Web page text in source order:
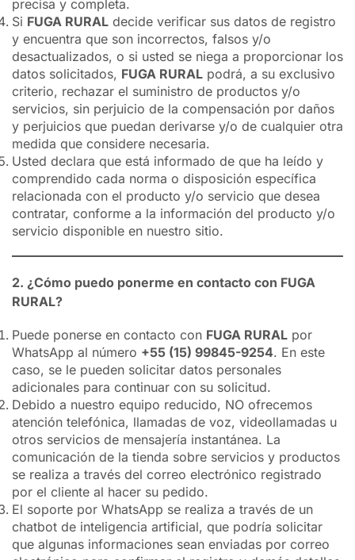
precisa y completa.
Si FUGA RURAL decide verificar sus datos de registro
y encuentra que son incorrectos, falsos y/o
desactualizados, o si usted se niega a proporcionar los
datos solicitados, FUGA RURAL podrá, a su exclusivo
criterio, rechazar el suministro de productos y/o
servicios, sin perjuicio de la compensación por daños
y perjuicios que puedan derivarse y/o de cualquier otra
medida que considere necesaria.
Usted declara que está informado de que ha leído y
comprendido cada norma o disposición específica
relacionada con el producto y/o servicio que desea
contratar, conforme a la información del producto y/o
servicio disponible en nuestro sitio.
2. ¿Cómo puedo ponerme en contacto con FUGA
RURAL?
Puede ponerse en contacto con FUGA RURAL por
WhatsApp al número +55 (15) 99845-9254. En este
caso, se le pueden solicitar datos personales
adicionales para continuar con su solicitud.
Debido a nuestro equipo reducido, NO ofrecemos
atención telefónica, llamadas de voz, videollamadas u
otros servicios de mensajería instantánea. La
comunicación de la tienda sobre servicios y productos
se realiza a través del correo electrónico registrado
por el cliente al hacer su pedido.
El soporte por WhatsApp se realiza a través de un
chatbot de inteligencia artificial, que podría solicitar
que algunas informaciones sean enviadas por correo